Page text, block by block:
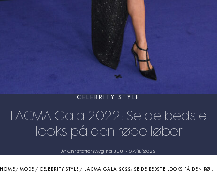
CELEBRITY STYLE
LACMA Gala 2022: Se de bedste
looks på den røde løber
Af Christoffer Mygind Juul - 07/11/2022
HOME /MODE / CELEBRITY STYLE / LACMA GALA 2022: SE DE BEDSTE LOOKS PÅ DEN RØDE LØBER